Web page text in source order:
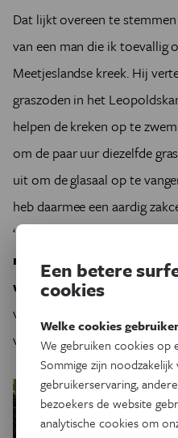
Dat lijkt overeen te
van een man die ik toevallig
Meetjeslandse kreek. Hij
graszoden in het
helpen de kreken op te
om de paar uur diezelfde
uit om de glasaal op te
heb daarmee een aardig
‘Maar nu zijn ze weg. Er
maar dat is niets in
we hier vroeger hadden
vraag ik hem. ‘Het is een
verandert.’
Een betere
cookies
Welke cookies
We gebruiken cookies op
Sommige zijn
gebruikerservaring,
bezoekers de website
analytische cookies om